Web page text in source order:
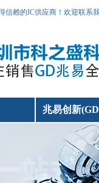
信赖的IC供应商！欢迎联系
兆易创新